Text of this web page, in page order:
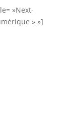
»Next-
» »]